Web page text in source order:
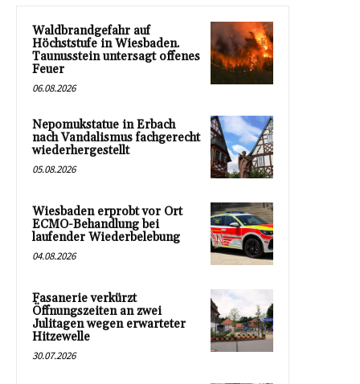
Waldbrandgefahr auf
Höchststufe in Wiesbaden.
Taunusstein untersagt offenes
Feuer
06.08.2026
Nepomukstatue in Erbach
nach Vandalismus fachgerecht
wiederhergestellt
05.08.2026
Wiesbaden erprobt vor Ort
ECMO-Behandlung bei
laufender Wiederbelebung
04.08.2026
Fasanerie verkürzt
Öffnungszeiten an zwei
Julitagen wegen erwarteter
Hitzewelle
30.07.2026